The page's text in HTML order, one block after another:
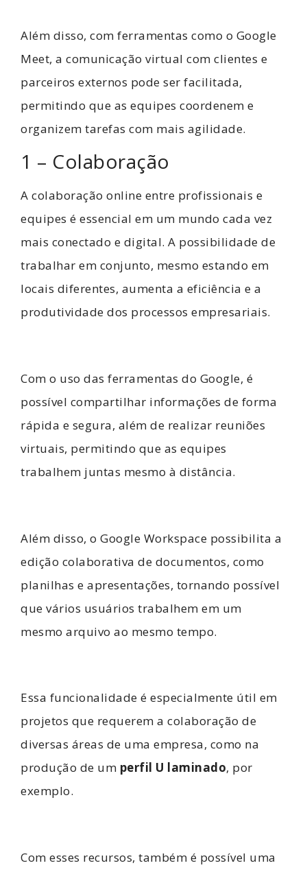
Além disso, com ferramentas como o Google
Meet, a comunicação virtual com clientes e
parceiros externos pode ser facilitada,
permitindo que as equipes coordenem e
organizem tarefas com mais agilidade.
1 – Colaboração
A colaboração online entre profissionais e
equipes é essencial em um mundo cada vez
mais conectado e digital. A possibilidade de
trabalhar em conjunto, mesmo estando em
locais diferentes, aumenta a eficiência e a
produtividade dos processos empresariais.
Com o uso das ferramentas do Google, é
possível compartilhar informações de forma
rápida e segura, além de realizar reuniões
virtuais, permitindo que as equipes
trabalhem juntas mesmo à distância.
Além disso, o Google Workspace possibilita a
edição colaborativa de documentos, como
planilhas e apresentações, tornando possível
que vários usuários trabalhem em um
mesmo arquivo ao mesmo tempo.
Essa funcionalidade é especialmente útil em
projetos que requerem a colaboração de
diversas áreas de uma empresa, como na
produção de um perfil U laminado, por
exemplo.
Com esses recursos, também é possível uma